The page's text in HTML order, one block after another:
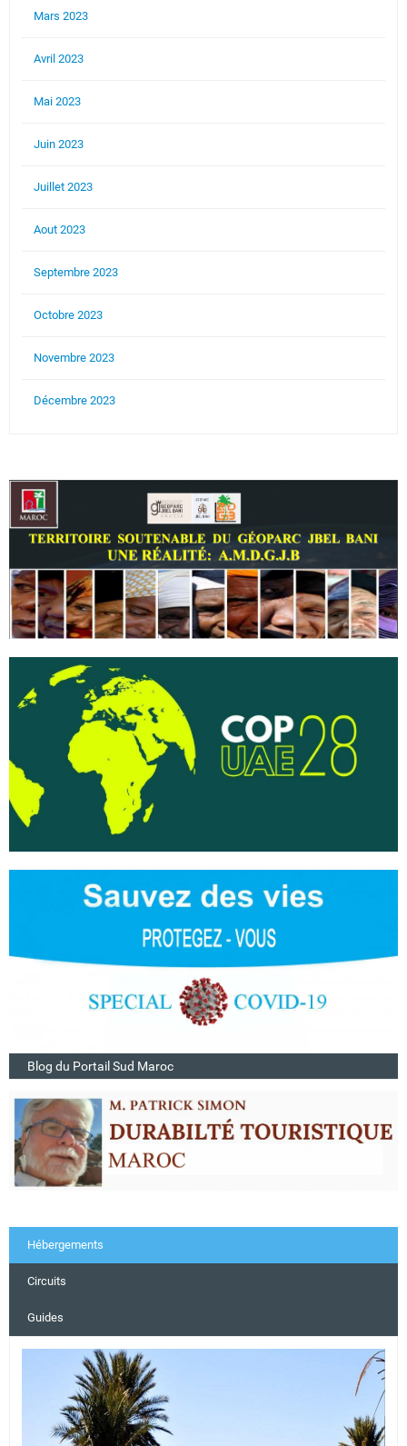
Mars 2023
Avril 2023
Mai 2023
Juin 2023
Juillet 2023
Aout 2023
Septembre 2023
Octobre 2023
Novembre 2023
Décembre 2023
Blog du Portail Sud Maroc
Hébergements
Circuits
Guides